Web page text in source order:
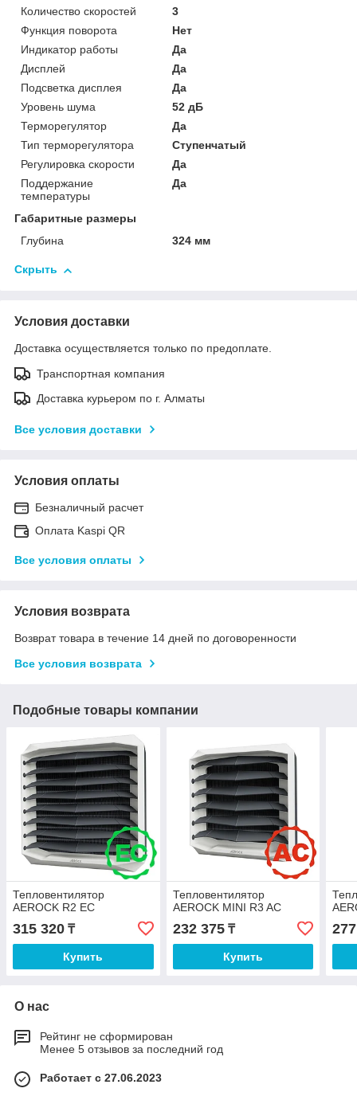
Количество скоростей
3
Функция поворота
Нет
Индикатор работы
Да
Дисплей
Да
Подсветка дисплея
Да
Уровень шума
52 дБ
Терморегулятор
Да
Тип терморегулятора
Ступенчатый
Регулировка скорости
Да
Поддержание
температуры
Да
Габаритные размеры
Глубина
324 мм
Скрыть
Условия доставки
Доставка осуществляется только по предоплате.
Транспортная компания
Доставка курьером по г. Алматы
Все условия доставки
Условия оплаты
Безналичный расчет
Оплата Kaspi QR
Все условия оплаты
Условия возврата
Возврат товара в течение 14 дней по договоренности
Все условия возврата
Подобные товары компании
Тепловентилятор
AEROCK R2 ЕC
315 320 ₸
Купить
Тепловентилятор
AEROCK MINI R3 AC
232 375₸
Купить
О нас
Рейтинг не сформирован
Менее 5 отзывов за последний год
Работает с 27.06.2023